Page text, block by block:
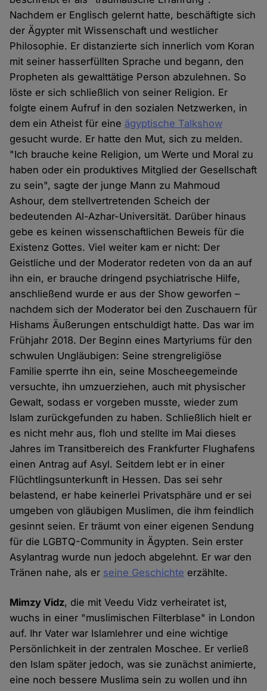
Nachdem er Englisch gelernt hatte, beschäftigte sich
der Ägypter mit Wissenschaft und westlicher
Philosophie. Er distanzierte sich innerlich vom Koran
mit seiner hasserfüllten Sprache und begann, den
Propheten als gewalttätige Person abzulehnen. So
löste er sich schließlich von seiner Religion. Er
folgte einem Aufruf in den sozialen Netzwerken, in
dem ein Atheist für eine ägyptische Talkshow
gesucht wurde. Er hatte den Mut, sich zu melden.
"Ich brauche keine Religion, um Werte und Moral zu
haben oder ein produktives Mitglied der Gesellschaft
zu sein", sagte der junge Mann zu Mahmoud
Ashour, dem stellvertretenden Scheich der
bedeutenden Al-Azhar-Universität. Darüber hinaus
gebe es keinen wissenschaftlichen Beweis für die
Existenz Gottes. Viel weiter kam er nicht: Der
Geistliche und der Moderator redeten von da an auf
ihn ein, er brauche dringend psychiatrische Hilfe,
anschließend wurde er aus der Show geworfen –
nachdem sich der Moderator bei den Zuschauern für
Hishams Äußerungen entschuldigt hatte. Das war im
Frühjahr 2018. Der Beginn eines Martyriums für den
schwulen Ungläubigen: Seine strengreligiöse
Familie sperrte ihn ein, seine Moscheegemeinde
versuchte, ihn umzuerziehen, auch mit physischer
Gewalt, sodass er vorgeben musste, wieder zum
Islam zurückgefunden zu haben. Schließlich hielt er
es nicht mehr aus, floh und stellte im Mai dieses
Jahres im Transitbereich des Frankfurter Flughafens
einen Antrag auf Asyl. Seitdem lebt er in einer
Flüchtlingsunterkunft in Hessen. Das sei sehr
belastend, er habe keinerlei Privatsphäre und er sei
umgeben von gläubigen Muslimen, die ihm feindlich
gesinnt seien. Er träumt von einer eigenen Sendung
für die LGBTQ-Community in Ägypten. Sein erster
Asylantrag wurde nun jedoch abgelehnt. Er war den
Tränen nahe, als er seine Geschichte erzählte.
Mimzy Vidz, die mit Veedu Vidz verheiratet ist,
wuchs in einer "muslimischen Filterblase" in London
auf. Ihr Vater war Islamlehrer und eine wichtige
Persönlichkeit in der zentralen Moschee. Er verließ
den Islam später jedoch, was sie zunächst animierte,
eine noch bessere Muslima sein zu wollen und ihn